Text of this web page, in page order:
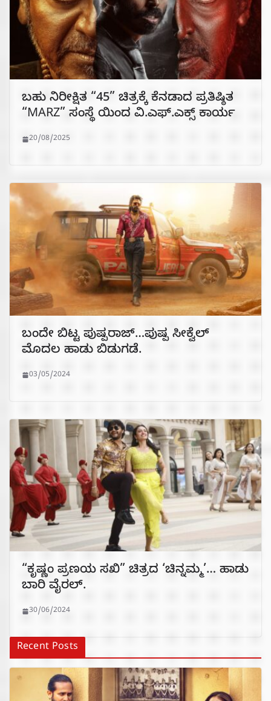
ಬಹು ನಿರೀಕ್ಷಿತ “45” ಚಿತ್ರಕ್ಕೆ ಕೆನಡಾದ ಪ್ರತಿಷ್ಠಿತ
“MARZ” ಸಂಸ್ಥೆ ಯಿಂದ ವಿ.ಎಫ್.ಎಕ್ಸ್ ಕಾರ್ಯ
20/08/2025
ಬಂದೇ ಬಿಟ್ಟ ಪುಷ್ಪರಾಜ್…ಪುಷ್ಪ ಸೀಕ್ವೆಲ್
ಮೊದಲ ಹಾಡು ಬಿಡುಗಡೆ.
03/05/2024
“ಕೃಷ್ಣಂ ಪ್ರಣಯ ಸಖಿ” ಚಿತ್ರದ ‘ಚಿನ್ನಮ್ಮ’… ಹಾಡು
ಬಾರಿ ವೈರಲ್.
30/06/2024
Recent Posts